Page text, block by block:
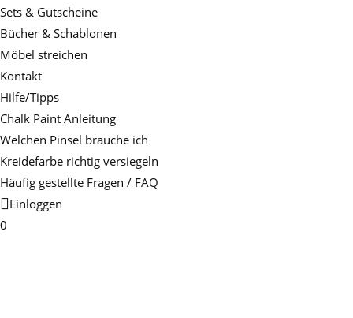
Sets & Gutscheine
Bücher & Schablonen
Möbel streichen
Kontakt
Hilfe/Tipps
Chalk Paint Anleitung
Welchen Pinsel brauche ich
Kreidefarbe richtig versiegeln
Häufig gestellte Fragen / FAQ
Einloggen
0